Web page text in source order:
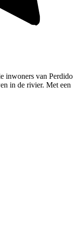
inwoners van Perdido
in de rivier. Met een